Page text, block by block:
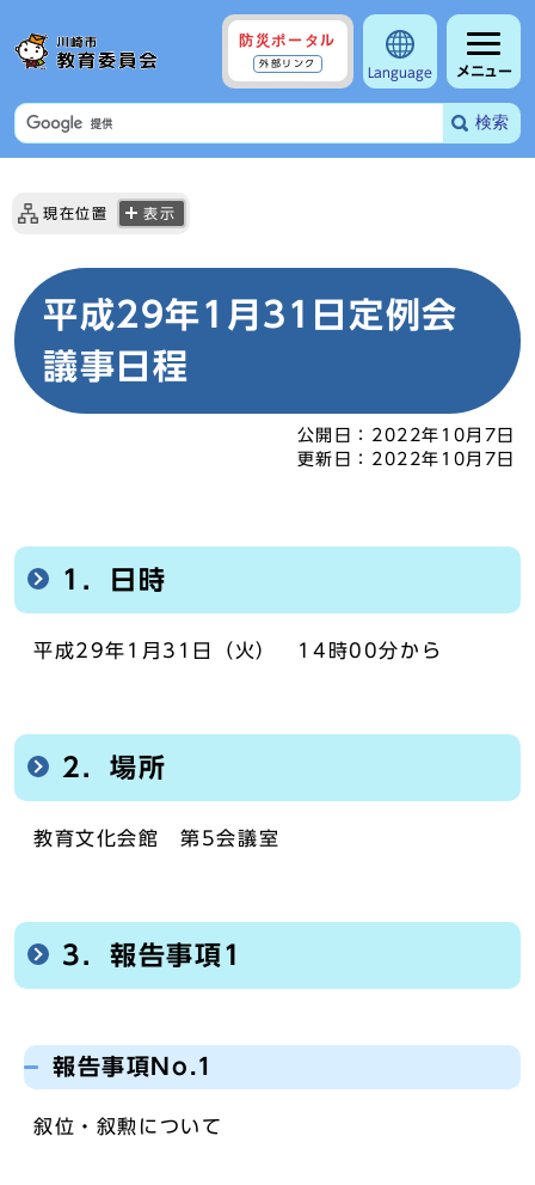
防災ポータル
外部リンク
Language メニュー
検索
現在位置 表示
平成29年1月31日定例会
議事日程
公開日： 2022年10月7日
更新日： 2022年10月7日
1．日時
平成29年1月31日（火） 14時00分から
2．場所
教育文化会館 第5会議室
3．報告事項1
報告事項No.1
叙位・叙勲について